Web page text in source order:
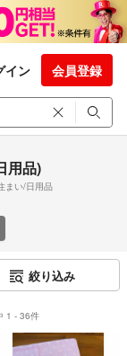
イン 会員登録
用品)
まい/日用品
絞り込み
1 - 36件